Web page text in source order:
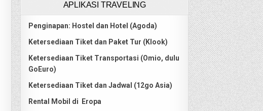
APLIKASI TRAVELING
Penginapan: Hostel dan Hotel (Agoda)
Ketersediaan Tiket dan Paket Tur (Klook)
Ketersediaan Tiket Transportasi (Omio, dulu
GoEuro)
Ketersediaan Tiket dan Jadwal (12go Asia)
Rental Mobil di Eropa